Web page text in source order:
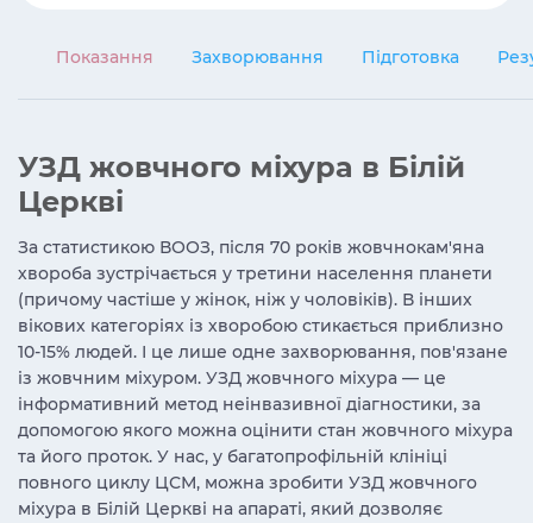
Показання Захворювання Підготовка
УЗД жовчного міхура в Білій
Церкві
За статистикою ВООЗ, після 70 років жовчнокам'яна
хвороба зустрічається у третини населення планети
(причому частіше у жінок, ніж у чоловіків). В інших
вікових категоріях із хворобою стикається приблизно
10-15% людей. І це лише одне захворювання, пов'язане
із жовчним міхуром. УЗД жовчного міхура — ​​це
інформативний метод неінвазивної діагностики, за
допомогою якого можна оцінити стан жовчного міхура
та його проток. У нас, у багатопрофільній клініці
повного циклу ЦСМ, можна зробити УЗД жовчного
міхура в Білій Церкві на апараті, який дозволяє